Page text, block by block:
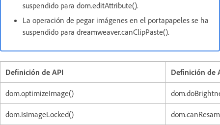
suspendido para dom.editAttribute().
La operación de pegar imágenes en el portapapeles se ha
suspendido para dreamweaver.canClipPaste().
Definición de API Definición de
dom.optimizeImage()
dom.IsImageLocked()